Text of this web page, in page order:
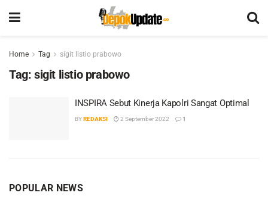
Home Tag sigit listio prabowo
Tag: sigit listio prabowo
INSPIRA Sebut Kinerja Kapolri Sangat Optimal
BYREDAKSI 2 September 2022 1
POPULAR NEWS